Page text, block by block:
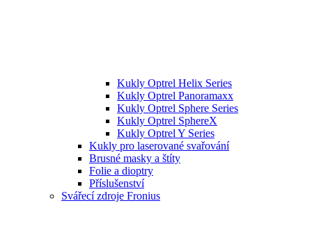
Kukly Optrel Helix Series
Kukly Optrel Panoramaxx
Kukly Optrel Sphere Series
Kukly Optrel SphereX
Kukly Optrel Y Series
Kukly pro laserované svařování
Brusné masky a štíty
Folie a dioptry
Příslušenství
Svářecí zdroje Fronius